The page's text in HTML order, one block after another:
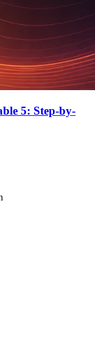
5: Step-by-